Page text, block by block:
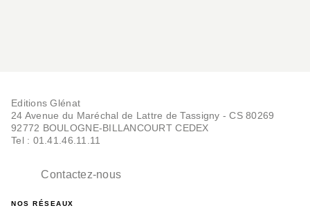
Editions Glénat
24 Avenue du Maréchal de Lattre de Tassigny - CS 80269
92772 BOULOGNE-BILLANCOURT CEDEX
Tel : 01.41.46.11.11
Contactez-nous
NOS RÉSEAUX